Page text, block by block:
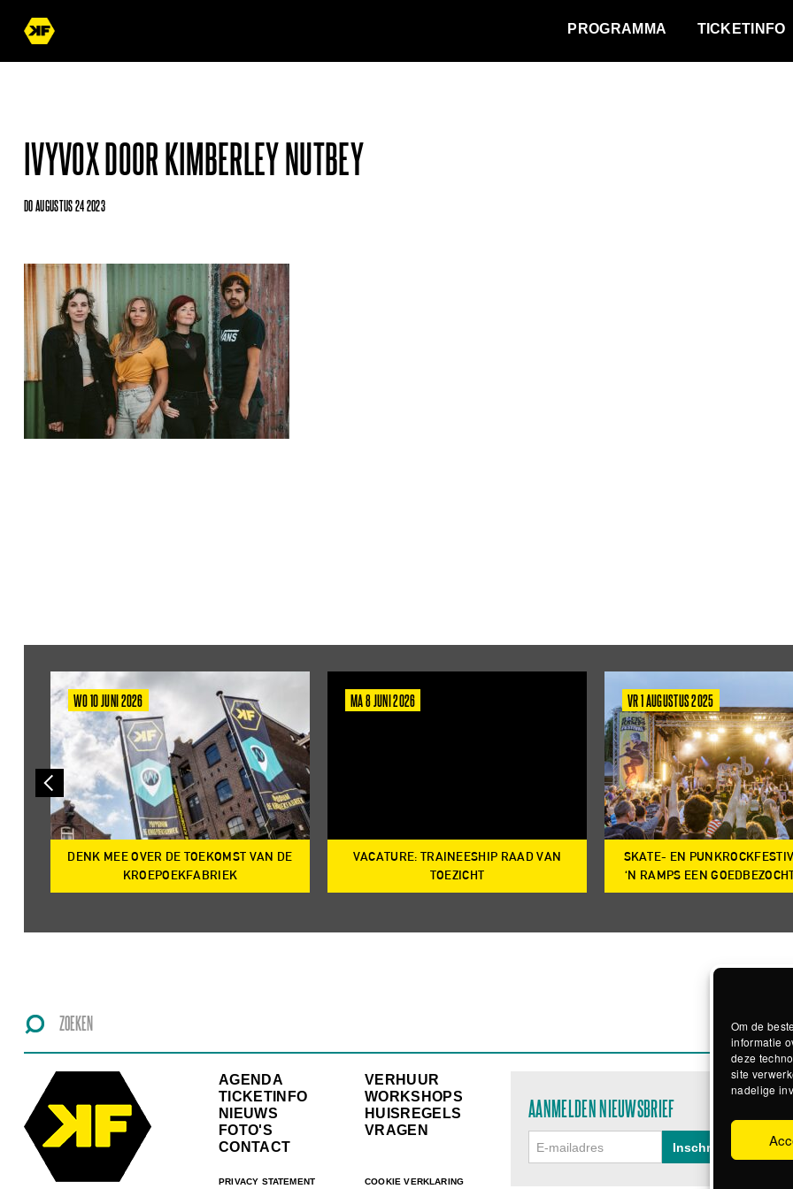
Om de
informatie
deze
site
nadelige
PROGRAMMA TICKETINFO
IVYVOX DOOR KIMBERLEY NUTBEY
DO AUGUSTUS 24 2023
WO 10 JUNI 2026
DENK MEE OVER DE TOEKOMST VAN DE
KROEPOEKFABRIEK
MA 8 JUNI 2026
VACATURE: TRAINEESHIP RAAD VAN
TOEZICHT
VR 1 AUGUSTUS 2025
SKATE- EN
‘N RAMPS EEN
AGENDA
TICKETINFO
NIEUWS
FOTO'S
CONTACT
PRIVACY STATEMENT
VERHUUR
WORKSHOPS
HUISREGELS
VRAGEN
COOKIE VERKLARING
AANMELDEN NIEUWSBRIEF